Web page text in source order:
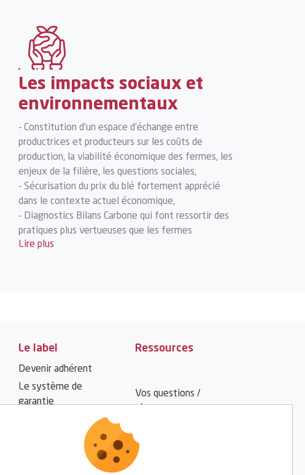
Les impacts sociaux et
environnementaux
- Constitution d’un espace d'échange entre
productrices et producteurs sur les coûts de
production, la viabilité économique des fermes, les
enjeux de la filière, les questions sociales,
- Sécurisation du prix du blé fortement apprécié
dans le contexte actuel économique,
- Diagnostics Bilans Carbone qui font ressortir des
pratiques plus vertueuses que les fermes
conventionnelles sur l’impact climatique,
Lire plus
Le label
Devenir adhérent
Le système de
garantie
Ressources
Vos questions /
Espace adhérent